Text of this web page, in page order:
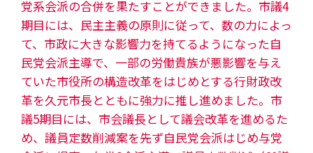
党系会派の合併を果たすことができました。市議4
期目には、民主主義の原則に従って、数の力によっ
て、市政に大きな影響力を持てるようになった自
民党会派主導で、一部の労働貴族が悪影響を与え
ていた市役所の構造改革をはじめとする行財政改
革を久元市長とともに強力に推し進めました。市
議5期目には、市会議長として議会改革を進めるた
め、議員定数削減案を先ず自民党会派はじめ与党